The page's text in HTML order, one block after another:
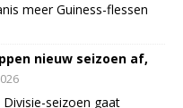
meer Guiness-flessen
nieuw seizoen af,
seizoen gaat